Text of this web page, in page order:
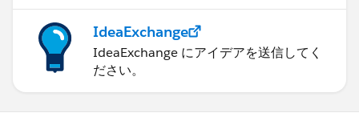
IdeaExchange
IdeaExchange にアイデアを送信してく
ださい。